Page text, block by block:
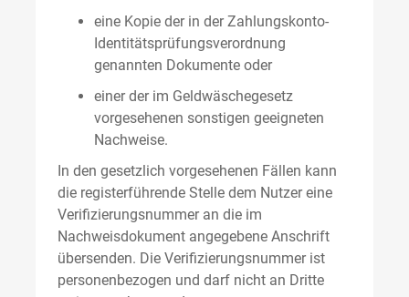
eine Kopie der in der Zahlungskonto-
Identitätsprüfungsverordnung
genannten Dokumente oder
einer der im Geldwäschegesetz
vorgesehenen sonstigen geeigneten
Nachweise.
In den gesetzlich vorgesehenen Fällen kann
die registerführende Stelle dem Nutzer eine
Verifizierungsnummer an die im
Nachweisdokument angegebene Anschrift
übersenden. Die Verifizierungsnummer ist
personenbezogen und darf nicht an Dritte